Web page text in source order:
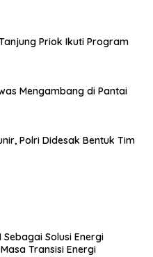
Priok Ikuti Program
Mengambang di Pantai
Polri Didesak Bentuk Tim
Sebagai Solusi Energi
Transisi Energi